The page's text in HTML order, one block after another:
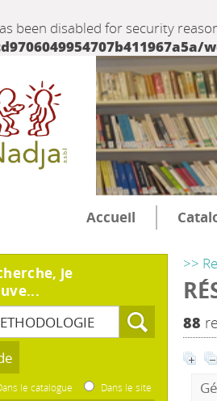
been disabled for security
Accueil
>>
88
je
le catalogue Dans le site